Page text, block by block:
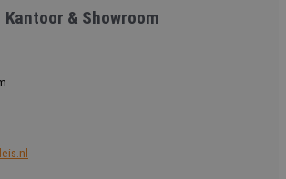
Kantoor & Showroom